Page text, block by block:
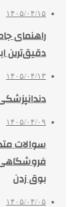
۱۴۰۵/۰۴/۱۵
راهنمای
دقیق‌ترین
۱۴۰۵/۰۴/۱۳
۱۴۰۵/۰۴/۰۹
سوالات
بوق زدن
۱۴۰۵/۰۴/۰۵